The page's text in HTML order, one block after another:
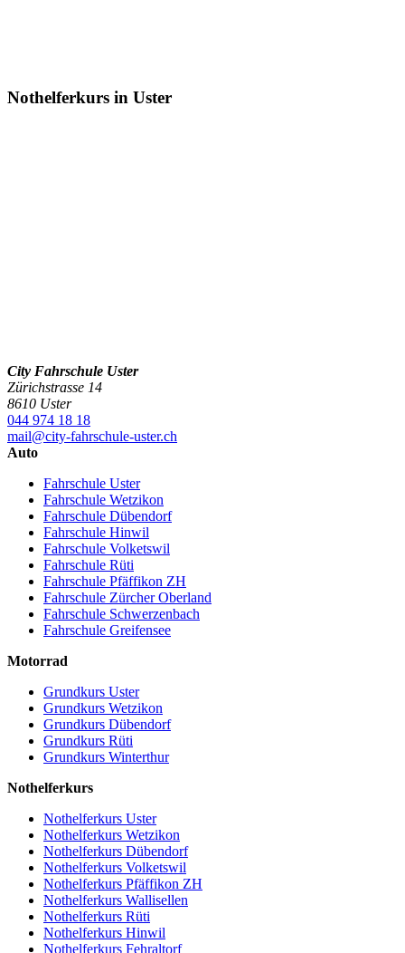
Nothelferkurs in Uster
City Fahrschule Uster
Zürichstrasse 14
8610 Uster
044 974 18 18
mail@city-fahrschule-uster.ch
Auto
Fahrschule Uster
Fahrschule Wetzikon
Fahrschule Dübendorf
Fahrschule Hinwil
Fahrschule Volketswil
Fahrschule Rüti
Fahrschule Pfäffikon ZH
Fahrschule Zürcher Oberland
Fahrschule Schwerzenbach
Fahrschule Greifensee
Motorrad
Grundkurs Uster
Grundkurs Wetzikon
Grundkurs Dübendorf
Grundkurs Rüti
Grundkurs Winterthur
Nothelferkurs
Nothelferkurs Uster
Nothelferkurs Wetzikon
Nothelferkurs Dübendorf
Nothelferkurs Volketswil
Nothelferkurs Pfäffikon ZH
Nothelferkurs Wallisellen
Nothelferkurs Rüti
Nothelferkurs Hinwil
Nothelferkurs Fehraltorf